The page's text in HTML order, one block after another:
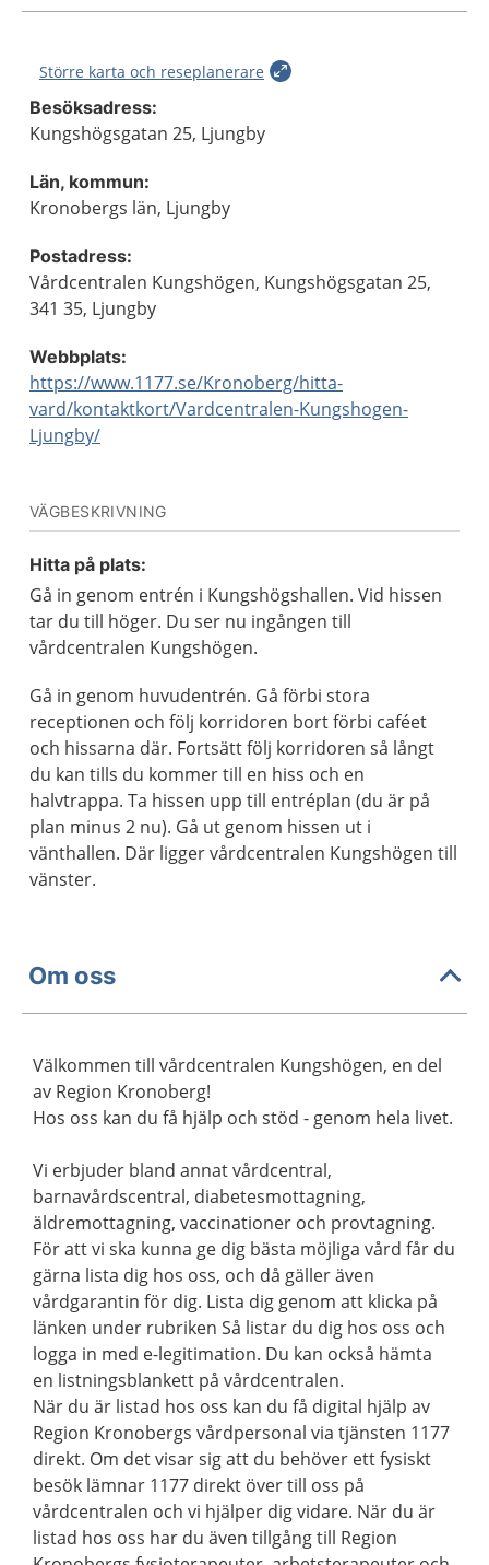
Större karta och reseplanerare
Besöksadress:
Kungshögsgatan 25, Ljungby
Län, kommun:
Kronobergs län, Ljungby
Postadress:
Vårdcentralen Kungshögen, Kungshögsgatan 25,
341 35, Ljungby
Webbplats:
https://www.1177.se/Kronoberg/hitta-
vard/kontaktkort/Vardcentralen-Kungshogen-
Ljungby/
VÄGBESKRIVNING
Hitta på plats:
Gå in genom entrén i Kungshögshallen. Vid hissen
tar du till höger. Du ser nu ingången till
vårdcentralen Kungshögen.
Gå in genom huvudentrén. Gå förbi stora
receptionen och följ korridoren bort förbi caféet
och hissarna där. Fortsätt följ korridoren så långt
du kan tills du kommer till en hiss och en
halvtrappa. Ta hissen upp till entréplan (du är på
plan minus 2 nu). Gå ut genom hissen ut i
vänthallen. Där ligger vårdcentralen Kungshögen till
vänster.
Om oss
Välkommen till vårdcentralen Kungshögen, en del
av Region Kronoberg!
Hos oss kan du få hjälp och stöd - genom hela livet.
Vi erbjuder bland annat vårdcentral,
barnavårdscentral, diabetesmottagning,
äldremottagning, vaccinationer och provtagning.
För att vi ska kunna ge dig bästa möjliga vård får du
gärna lista dig hos oss, och då gäller även
vårdgarantin för dig. Lista dig genom att klicka på
länken under rubriken Så listar du dig hos oss och
logga in med e-legitimation. Du kan också hämta
en listningsblankett på vårdcentralen.
När du är listad hos oss kan du få digital hjälp av
Region Kronobergs vårdpersonal via tjänsten 1177
direkt. Om det visar sig att du behöver ett fysiskt
besök lämnar 1177 direkt över till oss på
vårdcentralen och vi hjälper dig vidare. När du är
listad hos oss har du även tillgång till Region